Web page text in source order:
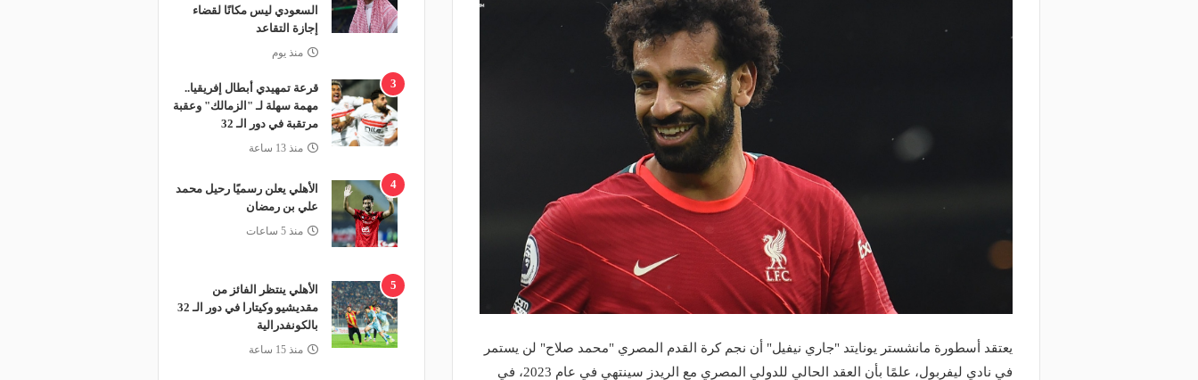
يعتقد أسطورة مانشستر يونايتد "جاري نيفيل" أن نجم كرة القدم المصري "محمد صلاح" لن يستمر
في نادي ليفربول، علمًا بأن العقد الحالي للدولي المصري مع الريدز سينتهي في عام 2023، في
السعودي ليس مكانًا لقضاء
إجازة التقاعد
منذ يوم
3
قرعة تمهيدي أبطال إفريقيا..
مهمة سهلة لـ "الزمالك" وعقبة
مرتقبة في دور الـ 32
منذ 13 ساعة
4
الأهلي يعلن رسميًا رحيل محمد
علي بن رمضان
منذ 5 ساعات
5
الأهلي ينتظر الفائز من
مقديشيو وكيتارا في دور الـ 32
بالكونفدرالية
منذ 15 ساعة